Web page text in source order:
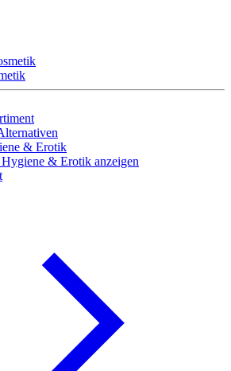
& Erotik
& Erotik anzeigen